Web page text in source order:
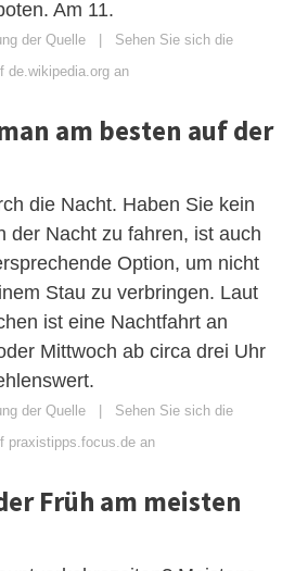
Am 11.
der Quelle | Sehen Sie sich die
de.wikipedia.org an
am besten auf der
die Nacht. Haben Sie kein
der Nacht zu fahren, ist auch
Option, um nicht
Stau zu verbringen. Laut
ist eine Nachtfahrt an
Mittwoch ab circa drei Uhr
der Quelle | Sehen Sie sich die
praxistipps.focus.de an
Früh am meisten